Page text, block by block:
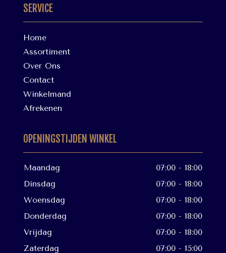
SERVICE
Home
Assortiment
Over Ons
Contact
Winkelmand
Afrekenen
OPENINGSTIJDEN WINKEL
Maandag
07:00 - 18:00
Dinsdag
07:00 - 18:00
Woensdag
07:00 - 18:00
Donderdag
07:00 - 18:00
Vrijdag
07:00 - 18:00
Zaterdag
07:00 - 15:00